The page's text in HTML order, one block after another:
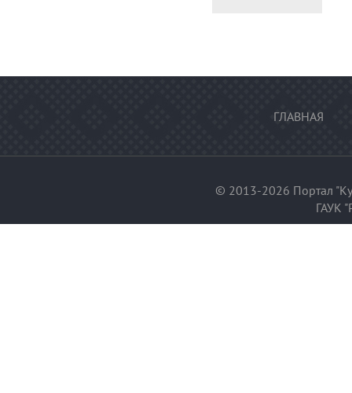
ГЛАВНАЯ
© 2013-2026 Портал
ГАУК